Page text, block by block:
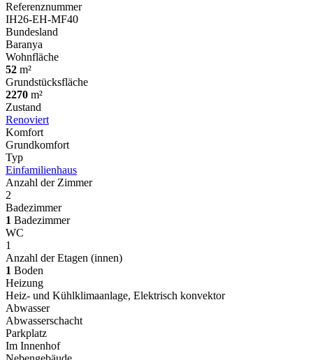
Referenznummer
IH26-EH-MF40
Bundesland
Baranya
Wohnfläche
52 m²
Grundstücksfläche
2270 m²
Zustand
Renoviert
Komfort
Grundkomfort
Typ
Einfamilienhaus
Anzahl der Zimmer
2
Badezimmer
1 Badezimmer
WC
1
Anzahl der Etagen (innen)
1 Boden
Heizung
Heiz- und Kühlklimaanlage, Elektrisch konvektor
Abwasser
Abwasserschacht
Parkplatz
Im Innenhof